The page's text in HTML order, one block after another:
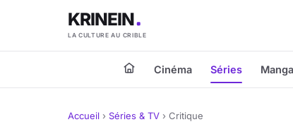
KRINEIN
LA CULTURE AU CRIBLE
Cinéma Séries Manga
Accueil › Séries & TV › Critique